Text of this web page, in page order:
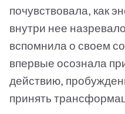
почувствовала, как
внутри нее
вспомнила о своем
впервые осознала
действию,
принять